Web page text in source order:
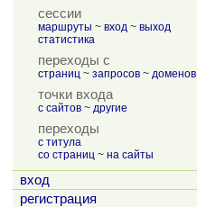
сессии
маршруты ~ вход ~ выход
статистика
переходы с
страниц ~ запросов ~ доменов
точки входа
с сайтов ~ другие
переходы
с титула
со страниц ~ на сайты
вход
регистрация